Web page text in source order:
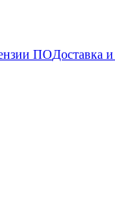
ПОДоставка